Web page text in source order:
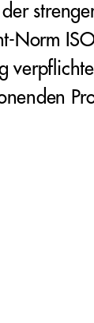
Norm